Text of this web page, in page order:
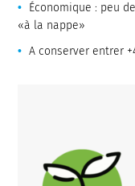
Économique : peu
«à la nappe»
A conserver entrer